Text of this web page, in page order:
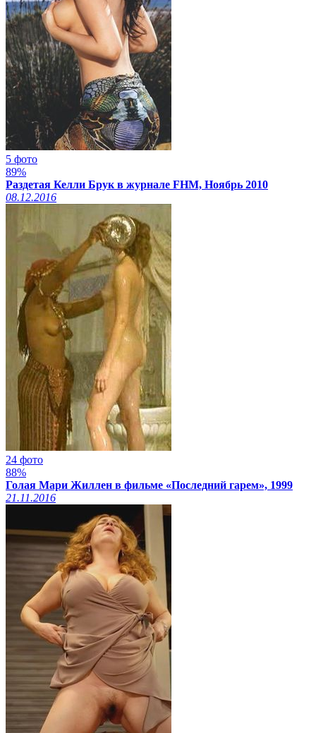
5 фото
89%
Раздетая Келли Брук в журнале FHM, Ноябрь 2010
08.12.2016
24 фото
88%
Голая Мари Жиллен в фильме «Последний гарем», 1999
21.11.2016